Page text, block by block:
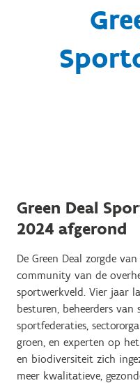
Green Deal
2024 afgerond
De Green Deal zorgde
community van de
sportwerkveld. Vier jaar
besturen, beheerders
sportfederaties,
groen, en experten op
en biodiversiteit zich
meer kwalitatieve,